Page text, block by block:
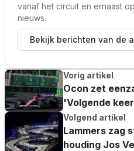
vanaf het circuit en ernaast
nieuws.
Bekijk berichten van de
Vorig artikel
Ocon zet
'Volgende
meevechten'
Volgend artikel
Lammers zag
houding Jos